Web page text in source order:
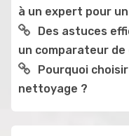
à un expert pour
Des astuces
un comparateur de
Pourquoi
nettoyage ?